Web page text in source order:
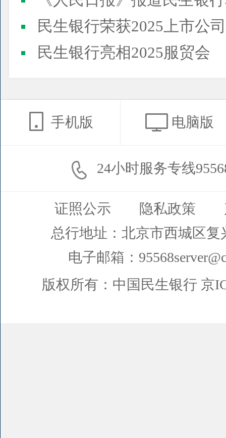
民生银行荣获2025上市公司董事会最佳实践案例、上市公
民生银行亮相2025服贸会
手机版 电脑版
24小时服务专线
证照公示 隐私政策
总行地址：北京市西城区复
电子邮箱：
版权所有：中国民生银行 京